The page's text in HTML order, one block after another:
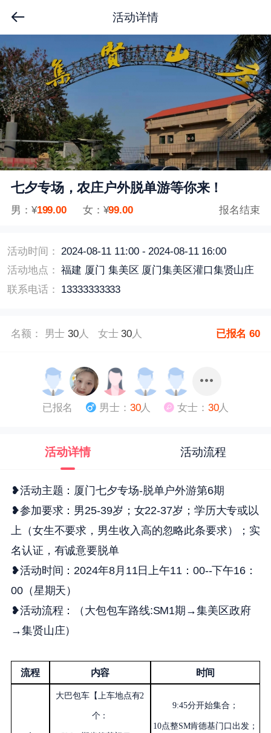
活动详情
七夕专场，农庄户外脱单游等你来！
男：¥199.00 女： ¥99.00 报名结束
活动时间：
2024-08-11 11:00 - 2024-08-11 16:00
活动地点： 福建 厦门 集美区 厦门集美区灌口集贤山庄
联系电话：
13333333333
名额： 男士30人 女士30人 已报名60
已报名 男士： 30人 女士： 30人
活动详情 活动流程
❥活动主题：厦门七夕专场-脱单户外游第6期
❥参加要求：男25-39岁；女22-37岁；学历大专或以
上（女生不要求，男生收入高的忽略此条要求）；实
名认证，有诚意要脱单
❥活动时间：2024年8月11日上午11：00--下午16：
00（星期天）
❥活动流程：（大包包车路线:SM1期→集美区政府
→集贤山庄）
流程 内容 时间
大巴包车【上车地点有2
个：
9:45分开始集合；
10点整SM肯德基门口出发；